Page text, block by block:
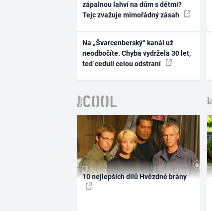
zápalnou lahví na dům s dětmi?
Tejc zvažuje mimořádný zásah
Na „Švarcenberský“ kanál už
neodbočíte. Chyba vydržela 30 let,
teď ceduli celou odstraní
10 nejlepších dílů Hvězdné brány